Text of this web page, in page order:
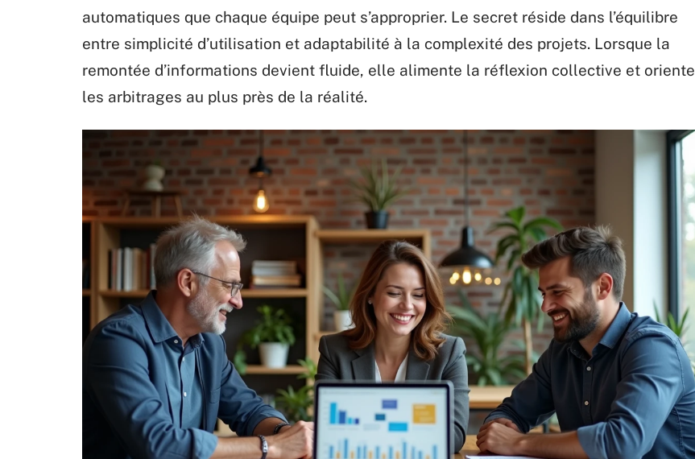
automatiques que chaque équipe peut s’approprier. Le secret réside dans l’équilibre
entre simplicité d’utilisation et adaptabilité à la complexité des projets. Lorsque la
remontée d’informations devient fluide, elle alimente la réflexion collective et oriente
les arbitrages au plus près de la réalité.